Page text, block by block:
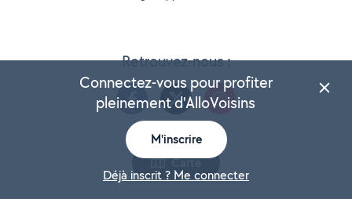
Carte
Retrouvez-nous :
Connectez-vous pour profiter
pleinement d'AlloVoisins
M'inscrire
Déjà inscrit ? Me connecter